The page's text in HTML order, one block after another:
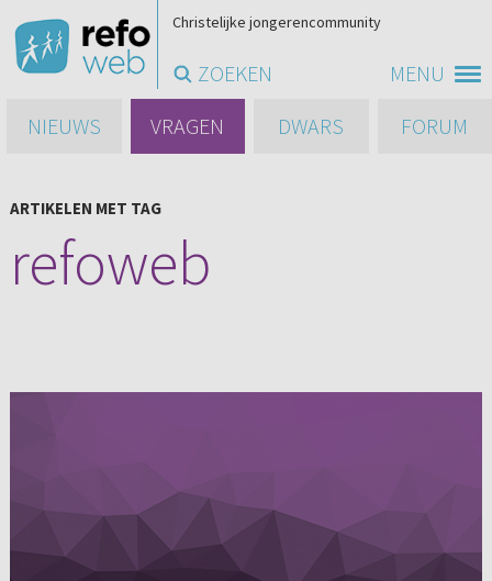
MENU
Christelijke jongerencommunity
ZOEKEN
NIEUWS
VRAGEN DWARS FORUM
ARTIKELEN MET TAG
refoweb